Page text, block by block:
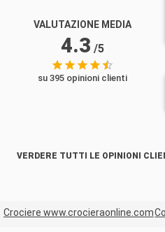
VALUTAZIONE MEDIA
4.3 /5
su 395 opinioni clienti
VERDERE TUTTI LE OPINIONI
Crociere www.crocieraonline.com